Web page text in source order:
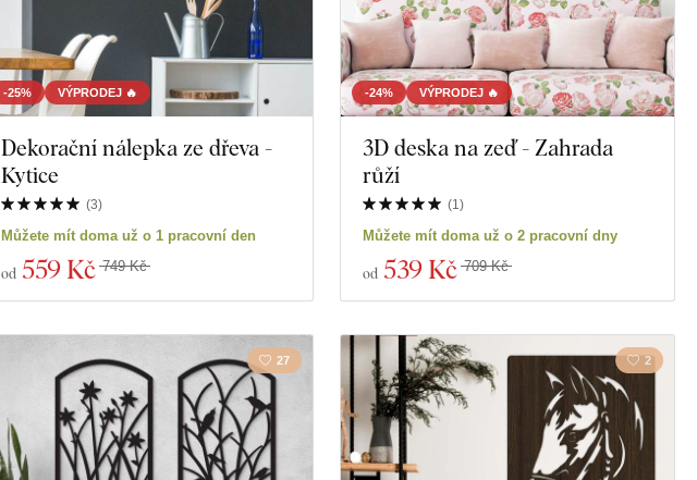
-25% VÝPRODEJ 🔥
Dekorační nálepka ze dřeva -
Kytice
(3)
Můžete mít doma už o 1 pracovní den
od 559 Kč 749 Kč
-24% VÝPRODEJ 🔥
3D deska na zeď - Zahrada
růží
(1)
Můžete mít doma už o 2 pracovní dny
od 539 Kč 709 Kč
27 2